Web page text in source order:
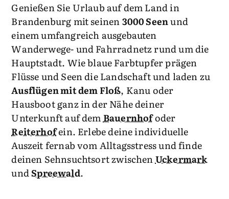
Genießen Sie Urlaub auf dem Land in
Brandenburg mit seinen3000 Seenund
einem umfangreich ausgebauten
Wanderwege- und Fahrradnetz rund um die
Hauptstadt. Wie blaue Farbtupfer prägen
Flüsse und Seen die Landschaft und laden zu
Ausflügen mit dem Floß, Kanu oder
Hausboot ganz in der Nähe deiner
Unterkunft auf dem Bauernhofoder
Reiterhofein. Erlebe deine individuelle
Auszeit fernab vom Alltagsstress und finde
deinen Sehnsuchtsort zwischenUckermark
undSpreewald.